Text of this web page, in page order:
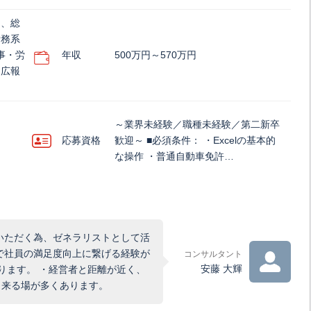
総
系
・労
報
年収 500万円～570万円
応募資格
～業界未経験／職種未経験／第二新卒
歓迎～ ■必須条件： ・Excelの基本的
な操作 ・普通自動車免許…
だく為、ゼネラリストとして活
員の満足度向上に繋げる経験が
す。 ・経営者と距離が近く、
る場が多くあります。
コンサルタント
安藤 大輝